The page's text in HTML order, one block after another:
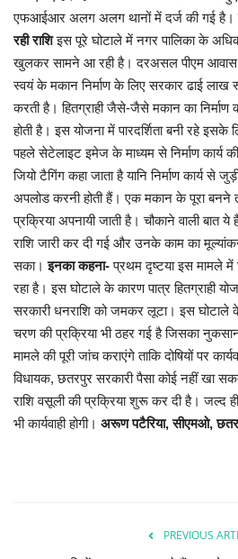
एफआईआर अलग अलग थानों में दर्ज की गई है।
रही राशिइस पूरे घोटाले में नगर पालिका के
खुलकर सामने आ रही है। दरअसल पीएम आवास
स्वयं के मकान निर्माण के लिए सरकार ढाई लाख
करती है। हितग्राही जैसे-जैसे मकान का निर्माण
होती है। इस योजना में पारदर्शिता बनी रहे
पहले सेटेलाइट इमेज के माध्यम से निर्माण कार्य
जियो टैगिंग कहा जाता है यानि निर्माण कार्य से
अपलोड करनी होती हैं। एक मकान के पूरा बनने
प्रक्रिया अपनायी जाती है। चौकाने वाली बात
राशि जारी कर दी गई और उनके काम का मूल्यांकन
सका।इनका कहना-प्रथम दृष्टया इस मामले
रहा है। इस घोटाले के कारण पात्र हितग्राही
सरकारी धनराशि को जमकर लूटा। इस
चरण की प्रक्रिया भी ठहर गई है जिसका
मामले की पूरी जांच कराएंगे ताकि दोषियों पर
विधायक, छतरपुर सरकारी पैसा कोई नहीं खा
राशि वसूली की प्रक्रिया शुरू कर दी है। जल्द ही
भी कार्यवाही होगी। अरूण पटैरिया, सीएमओ,
PREVIOUS